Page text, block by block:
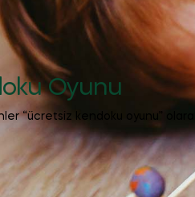
Oyunu
“ücretsiz kendoku oyunu”